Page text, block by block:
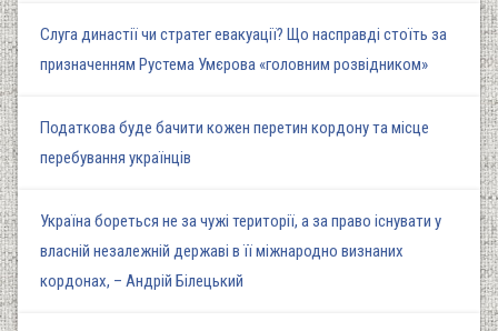
Слуга династії чи стратег евакуації? Що насправді стоїть за
призначенням Рустема Умєрова «головним розвідником»
Податкова буде бачити кожен перетин кордону та місце
перебування українців
Україна бореться не за чужі території, а за право існувати у
власній незалежній державі в її міжнародно визнаних
кордонах, – Андрій Білецький